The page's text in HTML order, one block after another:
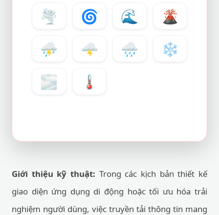
🌪️ 🌀 🌊
🌋
⛈️
🌩️ 🌧️
❄️
🌫️
🌡️
Giới thiệu kỹ thuật: Trong các kịch bản thiết kế
giao diện ứng dụng di động hoặc tối ưu hóa trải
nghiệm người dùng, việc truyền tải thông tin mang